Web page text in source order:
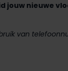
jouw nieuwe
van